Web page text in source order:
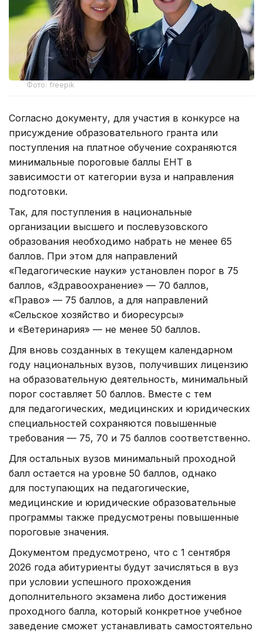
Фото: freepik
Согласно документу, для участия в конкурсе на
присуждение образовательного гранта или
поступления на платное обучение сохраняются
минимальные пороговые баллы ЕНТ в
зависимости от категории вуза и направления
подготовки.
Так, для поступления в национальные
организации высшего и послевузовского
образования необходимо набрать не менее 65
баллов. При этом для направлений
«Педагогические науки» установлен порог в 75
баллов, «Здравоохранение» — 70 баллов,
«Право» — 75 баллов, а для направлений
«Сельское хозяйство и биоресурсы»
и «Ветеринария» — не менее 50 баллов.
Для вновь созданных в текущем календарном
году национальных вузов, получивших лицензию
на образовательную деятельность, минимальный
порог составляет 50 баллов. Вместе с тем
для педагогических, медицинских и юридических
специальностей сохраняются повышенные
требования — 75, 70 и 75 баллов соответственно.
Для остальных вузов минимальный проходной
балл остается на уровне 50 баллов, однако
для поступающих на педагогические,
медицинские и юридические образовательные
программы также предусмотрены повышенные
пороговые значения.
Документом предусмотрено, что с 1 сентября
2026 года абитуриенты будут зачисляться в вуз
при условии успешного прохождения
дополнительного экзамена либо достижения
проходного балла, который конкретное учебное
заведение сможет устанавливать самостоятельно